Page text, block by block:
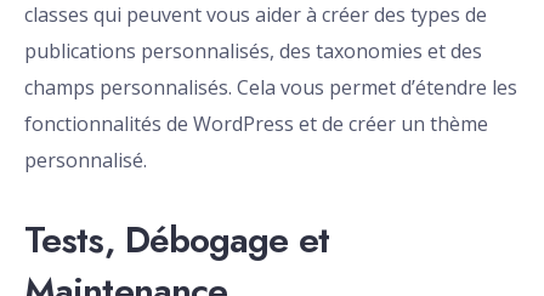
classes qui peuvent vous aider à créer des types de
publications personnalisés, des taxonomies et des
champs personnalisés. Cela vous permet d’étendre les
fonctionnalités de WordPress et de créer un thème
personnalisé.
Tests, Débogage et